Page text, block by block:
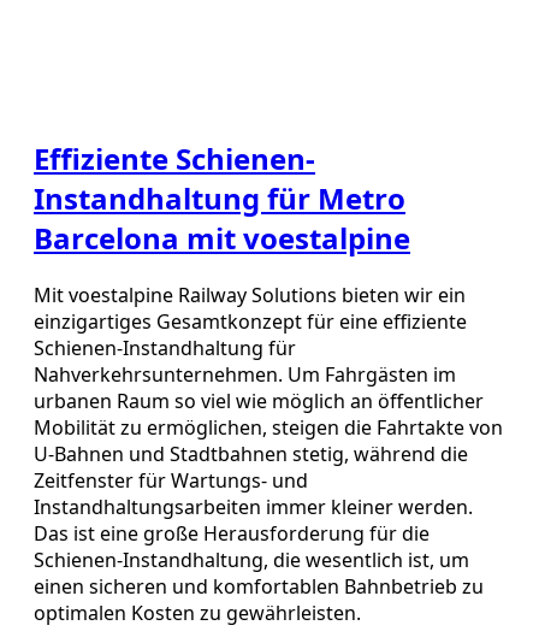
Effiziente Schienen-
Instandhaltung für Metro
Barcelona mit voestalpine
Mit voestalpine Railway Solutions bieten wir ein
einzigartiges Gesamtkonzept für eine effiziente
Schienen-Instandhaltung für
Nahverkehrsunternehmen. Um Fahrgästen im
urbanen Raum so viel wie möglich an öffentlicher
Mobilität zu ermöglichen, steigen die Fahrtakte von
U-Bahnen und Stadtbahnen stetig, während die
Zeitfenster für Wartungs- und
Instandhaltungsarbeiten immer kleiner werden.
Das ist eine große Herausforderung für die
Schienen-Instandhaltung, die wesentlich ist, um
einen sicheren und komfortablen Bahnbetrieb zu
optimalen Kosten zu gewährleisten.